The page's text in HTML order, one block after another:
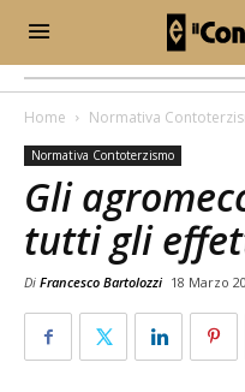
Home Normativa
Normativa Contoterzismo
Gli
tutti gli
Di Francesco Bartolozzi 18 Marzo